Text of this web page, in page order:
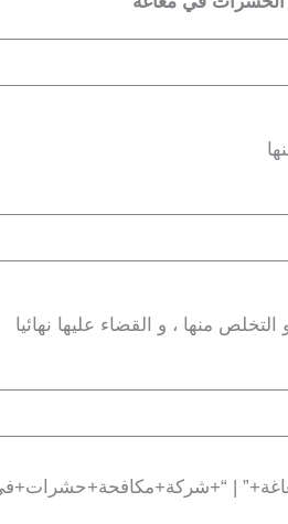
منها ، و القضاء عليها نهائيا
|